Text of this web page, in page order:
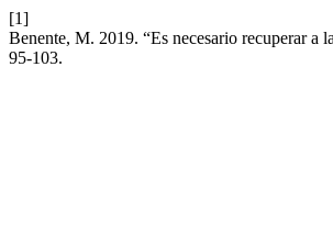
[1]
Benente, M. 2019. “Es necesario recuperar
95-103.